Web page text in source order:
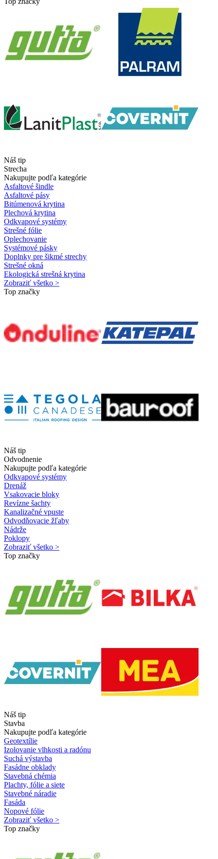
Náš tip
Strecha
Nakupujte podľa kategórie
Asfaltové šindle
Asfaltové pásy
Bitúmenová krytina
Plechová krytina
Odkvapové systémy
Strešné fólie
Oplechovanie
Systémové pásky
Doplnky pre šikmé strechy
Strešné okná
Ekologická strešná krytina
Zobraziť všetko >
Top značky
Náš tip
Odvodnenie
Nakupujte podľa kategórie
Odkvapové systémy
Drenáž
Vsakovacie bloky
Revízne šachty
Kanalizačné vpuste
Odvodňovacie žľaby
Nádrže
Poklopy
Zobraziť všetko >
Top značky
Náš tip
Stavba
Nakupujte podľa kategórie
Geotextílie
Izolovanie vlhkosti a radónu
Suchá výstavba
Fasádne obklady
Stavebná chémia
Plachty, fólie a siete
Stavebné náradie
Fasáda
Nopové fólie
Zobraziť všetko >
Top značky